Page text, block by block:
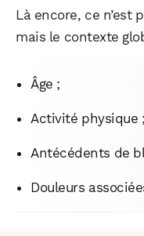
Là encore, ce n’est
mais le contexte
Âge ;
Activité physique ;
Antécédents de
Douleurs